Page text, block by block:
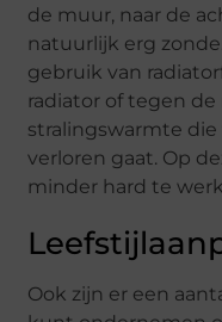
de muur, naar de
natuurlijk erg
gebruik van
radiator of tegen
stralingswarmte
verloren gaat. Op
minder hard te
Ook zijn er een